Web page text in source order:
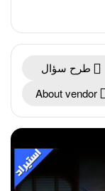
طرح سؤال
About vendor